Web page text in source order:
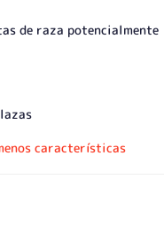
de raza potencialmente
características